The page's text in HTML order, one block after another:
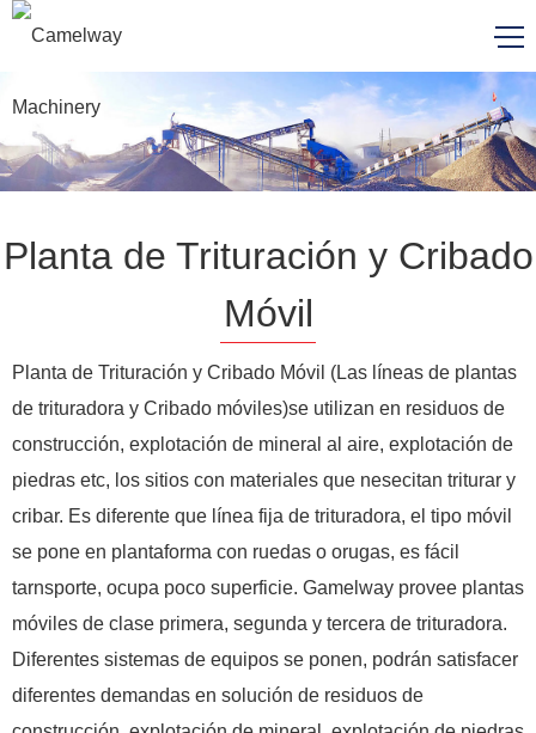
Planta de Trituración y Cribado
Móvil
Planta de Trituración y Cribado Móvil (Las líneas de plantas
de trituradora y Cribado móviles)se utilizan en residuos de
construcción, explotación de mineral al aire, explotación de
piedras etc, los sitios con materiales que nesecitan triturar y
cribar. Es diferente que línea fija de trituradora, el tipo móvil
se pone en plantaforma con ruedas o orugas, es fácil
tarnsporte, ocupa poco superficie. Gamelway provee plantas
móviles de clase primera, segunda y tercera de trituradora.
Diferentes sistemas de equipos se ponen, podrán satisfacer
diferentes demandas en solución de residuos de